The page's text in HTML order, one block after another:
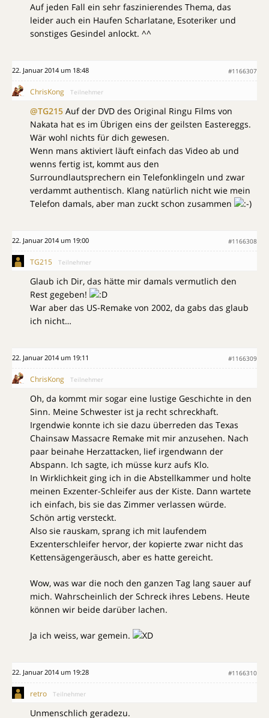
Auf jeden Fall ein sehr faszinierendes Thema, das
leider auch ein Haufen Scharlatane, Esoteriker und
sonstiges Gesindel anlockt. ^^
22. Januar 2014 um 18:48 #1166307
ChrisKong Teilnehmer
@TG215 Auf der DVD des Original Ringu Films von
Nakata hat es im Übrigen eins der geilsten Eastereggs.
Wär wohl nichts für dich gewesen.
Wenn mans aktiviert läuft einfach das Video ab und
wenns fertig ist, kommt aus den
Surroundlautsprechern ein Telefonklingeln und zwar
verdammt authentisch. Klang natürlich nicht wie mein
Telefon damals, aber man zuckt schon zusammen
22. Januar 2014 um 19:00 #1166308
TG215 Teilnehmer
Glaub ich Dir, das hätte mir damals vermutlich den
Rest gegeben!
War aber das US-Remake von 2002, da gabs das glaub
ich nicht…
22. Januar 2014 um 19:11 #1166309
ChrisKong Teilnehmer
Oh, da kommt mir sogar eine lustige Geschichte in den
Sinn. Meine Schwester ist ja recht schreckhaft.
Irgendwie konnte ich sie dazu überreden das Texas
Chainsaw Massacre Remake mit mir anzusehen. Nach
paar beinahe Herzattacken, lief irgendwann der
Abspann. Ich sagte, ich müsse kurz aufs Klo.
In Wirklichkeit ging ich in die Abstellkammer und holte
meinen Exzenter-Schleifer aus der Kiste. Dann wartete
ich einfach, bis sie das Zimmer verlassen würde.
Schön artig versteckt.
Also sie rauskam, sprang ich mit laufendem
Exzenterschleifer hervor, der kopierte zwar nicht das
Kettensägengeräusch, aber es hatte gereicht.
Wow, was war die noch den ganzen Tag lang sauer auf
mich. Wahrscheinlich der Schreck ihres Lebens. Heute
können wir beide darüber lachen.
Ja ich weiss, war gemein.
22. Januar 2014 um 19:28 #1166310
retro Teilnehmer
Unmenschlich geradezu.